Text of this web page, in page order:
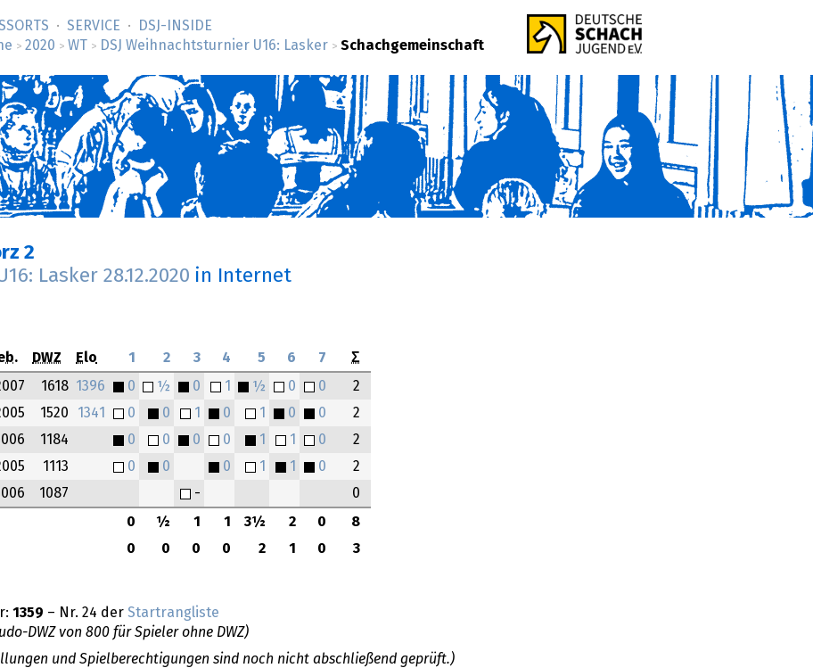
SERVICE
DSJ-­INSIDE
> 2020 > WT > DSJ Weihnachtsturnier U16: Lasker > Schachgemeinschaft
2
Lasker 28.12.2020 in Internet
DWZ Elo 1 2 3 4 5 6 7 Σ
0 ½ 1 1 3½ 2 0
8
0 0 0 0 2 1 0 3
1618 1396 0 ½ 0 1 ½ 0 0
2
1520 1341 0 0 1 0 1 0 0
2
1184 0 0 0 0 1 1 0
2
1113 0 0 0 1 1 0
2
1087 - 0
1359 – Nr. 24 der Startrangliste
DWZ von 800 für Spieler ohne DWZ)
und Spielberechtigungen sind noch nicht abschließend geprüft.)